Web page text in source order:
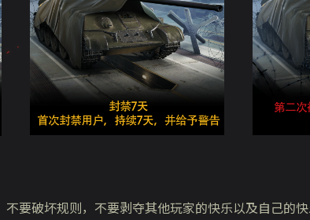
要破坏规则，不要剥夺其他玩家的快乐以及自己的